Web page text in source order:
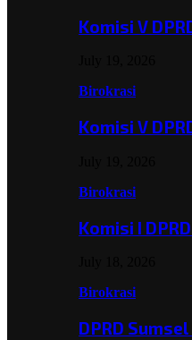
Komisi V
Birokrasi
Komisi V
Birokrasi
Komisi I
Birokrasi
DPRD